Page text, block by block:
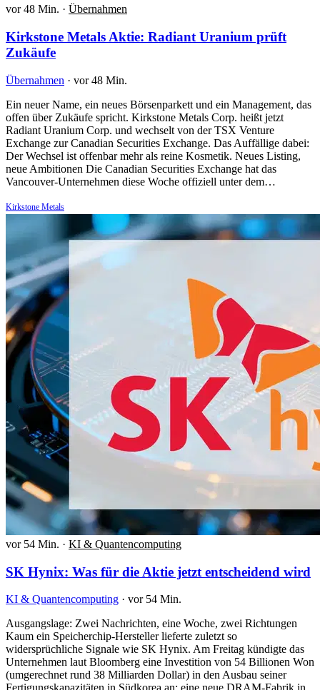
vor 48 Min. · Übernahmen
Kirkstone Metals Aktie: Radiant Uranium prüft
Zukäufe
Übernahmen · vor 48 Min.
Ein neuer Name, ein neues Börsenparkett und ein Management, das
offen über Zukäufe spricht. Kirkstone Metals Corp. heißt jetzt
Radiant Uranium Corp. und wechselt von der TSX Venture
Exchange zur Canadian Securities Exchange. Das Auffällige dabei:
Der Wechsel ist offenbar mehr als reine Kosmetik. Neues Listing,
neue Ambitionen Die Canadian Securities Exchange hat das
Vancouver-Unternehmen diese Woche offiziell unter dem…
Kirkstone Metals
vor 54 Min. · KI & Quantencomputing
SK Hynix: Was für die Aktie jetzt entscheidend wird
KI & Quantencomputing · vor 54 Min.
Ausgangslage: Zwei Nachrichten, eine Woche, zwei Richtungen
Kaum ein Speicherchip-Hersteller lieferte zuletzt so
widersprüchliche Signale wie SK Hynix. Am Freitag kündigte das
Unternehmen laut Bloomberg eine Investition von 54 Billionen Won
(umgerechnet rund 38 Milliarden Dollar) in den Ausbau seiner